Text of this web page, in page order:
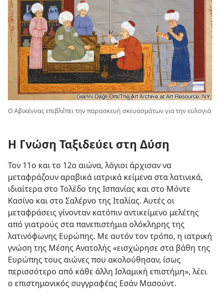
Ο Αβικέννας επιβλέπει την παρασκευή σκευασμάτων για την ευλογιά
Η Γνώση Ταξιδεύει στη Δύση
Τον 11ο και το 12ο αιώνα, λόγιοι άρχισαν να
μεταφράζουν αραβικά ιατρικά κείμενα στα λατινικά,
ιδιαίτερα στο Τολέδο της Ισπανίας και στο Μόντε
Κασίνο και στο Σαλέρνο της Ιταλίας. Αυτές οι
μεταφράσεις γίνονταν κατόπιν αντικείμενο μελέτης
από γιατρούς στα πανεπιστήμια ολόκληρης της
λατινόφωνης Ευρώπης. Με αυτόν τον τρόπο, η ιατρική
γνώση της Μέσης Ανατολής «εισχώρησε στα βάθη της
Ευρώπης τους αιώνες που ακολούθησαν, ίσως
περισσότερο από κάθε άλλη Ισλαμική επιστήμη», λέει
ο επιστημονικός συγγραφέας Εσάν Μασούντ.